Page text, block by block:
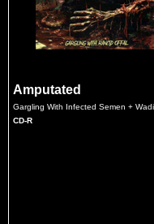
Amputated
Gargling With Infected Semen +
CD-R